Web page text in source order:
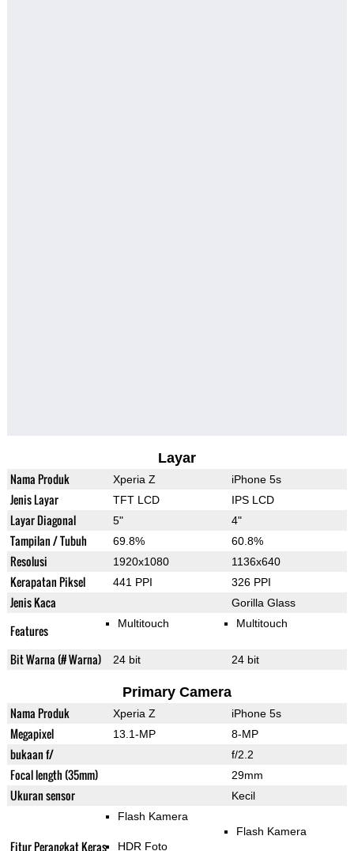
Layar
Nama Produk Xperia Z iPhone 5s
Jenis Layar TFT LCD IPS LCD
Layar Diagonal 5" 4"
Tampilan / Tubuh 69.8% 60.8%
Resolusi 1920x1080 1136x640
Kerapatan Piksel 441 PPI 326 PPI
Jenis Kaca Gorilla Glass
Features Multitouch Multitouch
Bit Warna (# Warna) 24 bit 24 bit
Primary Camera
Nama Produk Xperia Z iPhone 5s
Megapixel 13.1-MP 8-MP
bukaan f/ f/2.2
Focal length (35mm) 29mm
Ukuran sensor Kecil
Fitur Perangkat Keras
Flash Kamera
HDR Foto
Flash Kamera